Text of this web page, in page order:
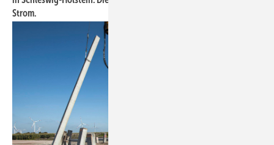
Strom.